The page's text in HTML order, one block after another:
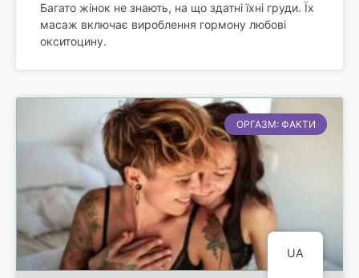
Багато жінок не знають, на що здатні їхні груди. Їх
масаж включає вироблення гормону любові
окситоцину.
ОРГАЗМ: ФАКТИ
UA